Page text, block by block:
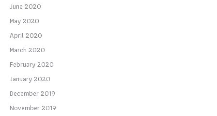
June 2020
May 2020
April 2020
March 2020
February 2020
January 2020
December 2019
November 2019